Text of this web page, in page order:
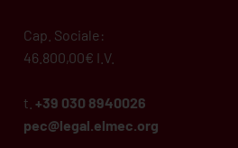
Cap. Sociale:
46.800,00€ I.V.
t.+39 030 8940026
pec@legal.elmec.org